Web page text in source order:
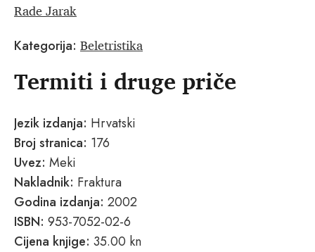
Rade Jarak
Kategorija: Beletristika
Termiti i druge priče
Jezik izdanja: Hrvatski
Broj stranica: 176
Uvez: Meki
Nakladnik: Fraktura
Godina izdanja: 2002
ISBN: 953-7052-02-6
Cijena knjige: 35.00 kn